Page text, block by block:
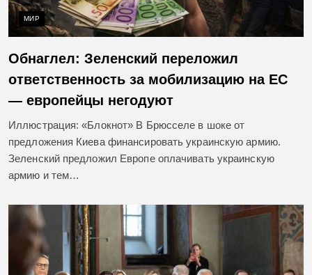
МИР
Обнаглел: Зеленский переложил
ответственность за мобилизацию на ЕС
— европейцы негодуют
Иллюстрация: «Блокнот» В Брюсселе в шоке от
предложения Киева финансировать украинскую армию.
Зеленский предложил Европе оплачивать украинскую
армию и тем…